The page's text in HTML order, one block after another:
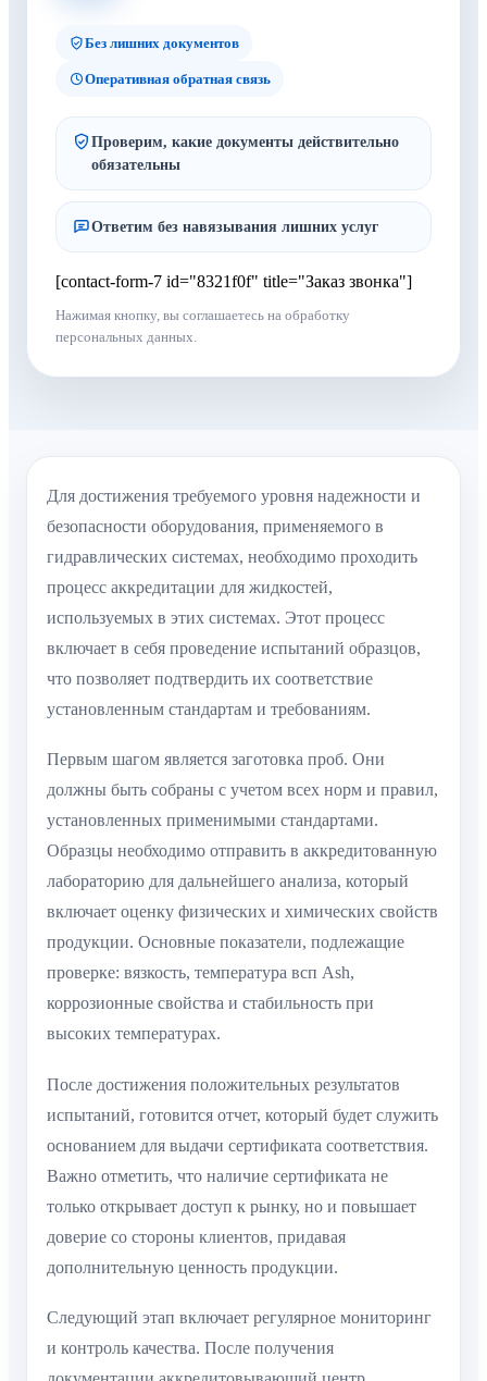
Без лишних документов
Оперативная обратная связь
Проверим, какие документы действительно
обязательны
Ответим без навязывания лишних услуг
[contact-form-7 id="8321f0f" title="Заказ звонка"]
Нажимая кнопку, вы соглашаетесь на обработку
персональных данных.
Для достижения требуемого уровня надежности и
безопасности оборудования, применяемого в
гидравлических системах, необходимо проходить
процесс аккредитации для жидкостей,
используемых в этих системах. Этот процесс
включает в себя проведение испытаний образцов,
что позволяет подтвердить их соответствие
установленным стандартам и требованиям.
Первым шагом является заготовка проб. Они
должны быть собраны с учетом всех норм и правил,
установленных применимыми стандартами.
Образцы необходимо отправить в аккредитованную
лабораторию для дальнейшего анализа, который
включает оценку физических и химических свойств
продукции. Основные показатели, подлежащие
проверке: вязкость, температура всп Ash,
коррозионные свойства и стабильность при
высоких температурах.
После достижения положительных результатов
испытаний, готовится отчет, который будет служить
основанием для выдачи сертификата соответствия.
Важно отметить, что наличие сертификата не
только открывает доступ к рынку, но и повышает
доверие со стороны клиентов, придавая
дополнительную ценность продукции.
Следующий этап включает регулярное мониторинг
и контроль качества. После получения